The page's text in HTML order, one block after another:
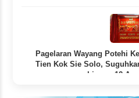
Pagelaran Wayang Potehi
Tien Kok Sie Solo,
hingga 12